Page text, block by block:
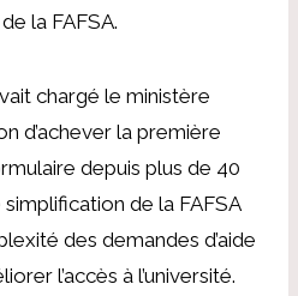
la FAFSA.
chargé le ministère
d’achever la première
depuis plus de 40
simplification de la FAFSA
des demandes d’aide
l’accès à l’université.